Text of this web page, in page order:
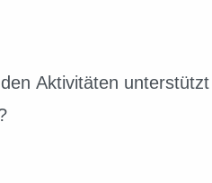
Aktivitäten